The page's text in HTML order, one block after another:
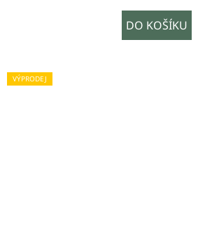
DO KOŠÍKU
VÝPRODEJ